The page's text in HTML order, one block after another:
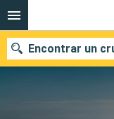
Encontrar un